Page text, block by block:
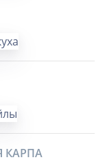
КАРПА